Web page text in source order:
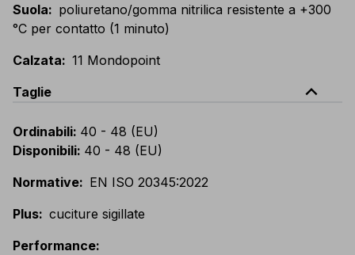
Suola: poliuretano/gomma nitrilica resistente a +300
°C per contatto (1 minuto)
Calzata: 11 Mondopoint
Taglie
expand_less
Ordinabili: 40 - 48 (EU)
Disponibili: 40 - 48 (EU)
Normative: EN ISO 20345:2022
Plus: cuciture sigillate
Performance: